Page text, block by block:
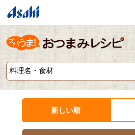
新しい順